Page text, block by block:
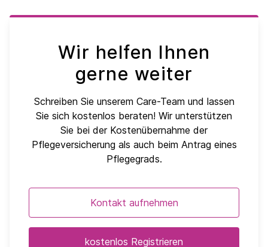
Wir helfen Ihnen
gerne weiter
Schreiben Sie unserem Care-Team und lassen
Sie sich kostenlos beraten! Wir unterstützen
Sie bei der Kostenübernahme der
Pflegeversicherung als auch beim Antrag eines
Pflegegrads.
Kontakt aufnehmen
kostenlos Registrieren